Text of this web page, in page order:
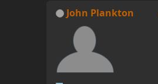
John Plankton